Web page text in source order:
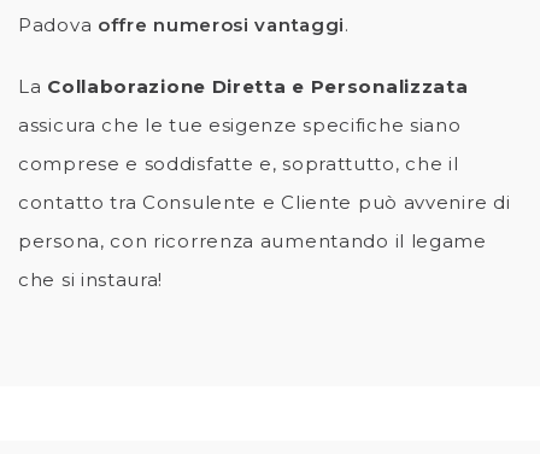
Padova offre numerosi vantaggi.
La Collaborazione Diretta e Personalizzata
assicura che le tue esigenze specifiche siano
comprese e soddisfatte e, soprattutto, che il
contatto tra Consulente e Cliente può avvenire di
persona, con ricorrenza aumentando il legame
che si instaura!